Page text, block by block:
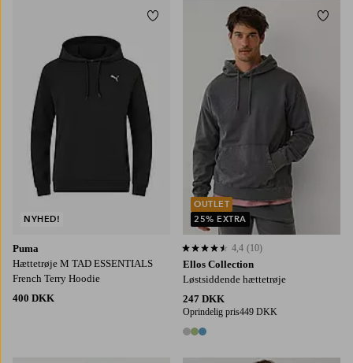
Puma
Hættetrøje M TAD ESSENTIALS
French Terry Hoodie
400 DKK
NYHED!
Tilføj til favoritter
Ellos Collection
Løstsiddende hættetrøje
247 DKK
Oprindelig pris449 DKK
3 farver
4,4 baseret på 10 bedømmelser
4,4 (10)
OUTLET
25% EXTRA